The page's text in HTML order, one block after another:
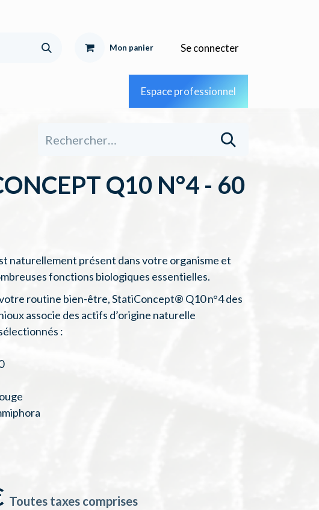
Mon panier Se connecter
Espace professionnel
Q10 N°4 - 60
naturellement présent dans votre organisme et
fonctions biologiques essentielles.
routine bien-être, StatiConcept® Q10 n°4 des
associe des actifs d’origine naturelle
:
Toutes taxes comprises